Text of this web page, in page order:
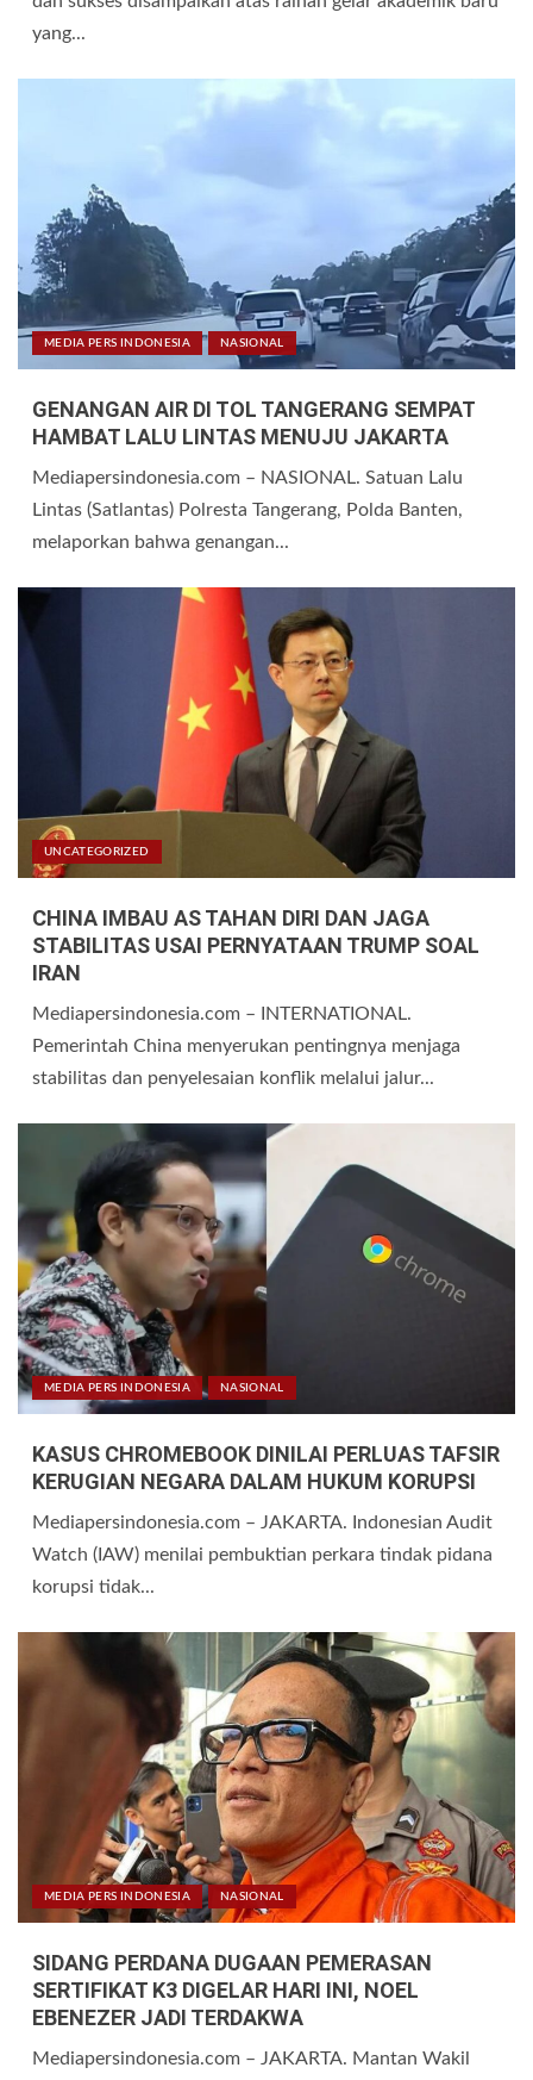
yang...
MEDIA PERS INDONESIA NASIONAL
GENANGAN AIR DI TOL TANGERANG SEMPAT
HAMBAT LALU LINTAS MENUJU JAKARTA
Mediapersindonesia.com – NASIONAL. Satuan Lalu
Lintas (Satlantas) Polresta Tangerang, Polda Banten,
melaporkan bahwa genangan...
UNCATEGORIZED
CHINA IMBAU AS TAHAN DIRI DAN JAGA
STABILITAS USAI PERNYATAAN TRUMP SOAL
IRAN
Mediapersindonesia.com – INTERNATIONAL.
Pemerintah China menyerukan pentingnya menjaga
stabilitas dan penyelesaian konflik melalui jalur...
MEDIA PERS INDONESIA NASIONAL
KASUS CHROMEBOOK DINILAI PERLUAS TAFSIR
KERUGIAN NEGARA DALAM HUKUM KORUPSI
Mediapersindonesia.com – JAKARTA. Indonesian Audit
Watch (IAW) menilai pembuktian perkara tindak pidana
korupsi tidak...
MEDIA PERS INDONESIA NASIONAL
SIDANG PERDANA DUGAAN PEMERASAN
SERTIFIKAT K3 DIGELAR HARI INI, NOEL
EBENEZER JADI TERDAKWA
Mediapersindonesia.com – JAKARTA. Mantan Wakil